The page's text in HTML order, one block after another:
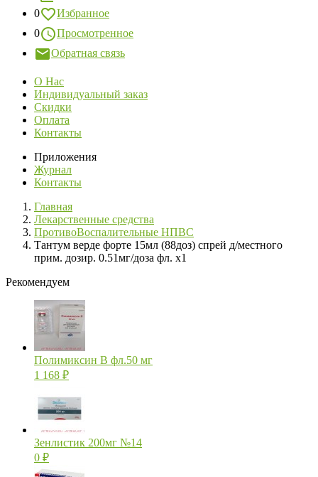
0
Избранное
0
Просмотренное
Обратная связь
О Нас
Индивидуальный заказ
Скидки
Оплата
Контакты
Приложения
Журнал
Контакты
Главная
Лекарственные средства
ПротивоВоспалительные НПВС
Тантум верде форте 15мл (88доз) спрей д/местного
прим. дозир. 0.51мг/доза фл. х1
Рекомендуем
Полимиксин В фл.50 мг
1 168 ₽
Зенлистик 200мг №14
0 ₽